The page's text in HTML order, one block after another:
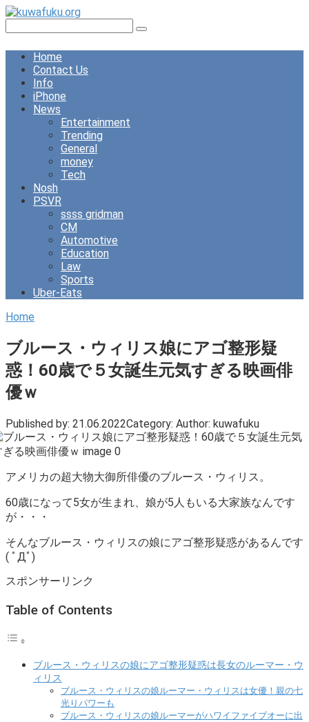
Skip
content
Home
Contact Us
Info
iPhone
News
Entertainment
Trending
General
money
Tech
Nosh
PSVR
ssss gridman
CM
Automotive
Education
Law
Sports
Uber-Eats
Home
ブルース・ウィリス娘にアゴ整形疑
惑！60歳で５女誕生元気すぎる映画俳
優ｗ
Published by: 21.06.2022Category: Author: kuwafuku
アメリカの超大物大御所俳優のブルース・ウィリス。
60歳になって5女が生まれ、娘が5人もいる大家族なんです
が・・・
そんなブルース・ウィリスの娘にアゴ整形疑惑があるんです
( ﾟДﾟ)
スポンサーリンク
Table of Contents
ブルース・ウィリスの娘にアゴ整形疑惑は長女のルーマー・ウ
ィリス
ブルース・ウィリスの娘ルーマー・ウィリスは女優！親の七
光りパワーも
ブルース・ウィリスの娘ルーマーがハワイファイブオーに出